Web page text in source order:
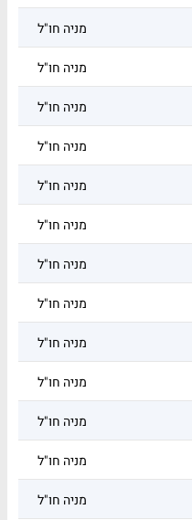
מניה חו"ל
מניה חו"ל
מניה חו"ל
מניה חו"ל
מניה חו"ל
מניה חו"ל
מניה חו"ל
מניה חו"ל
מניה חו"ל
מניה חו"ל
מניה חו"ל
מניה חו"ל
מניה חו"ל